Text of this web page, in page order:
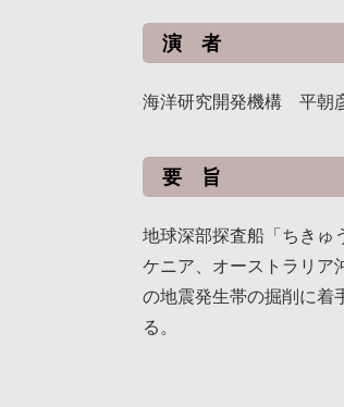
演 者
海洋研究開発機構 平
要 旨
地球深部探査船「ちきゅ
ケニア、オーストラリア
の地震発生帯の掘削に着
る。